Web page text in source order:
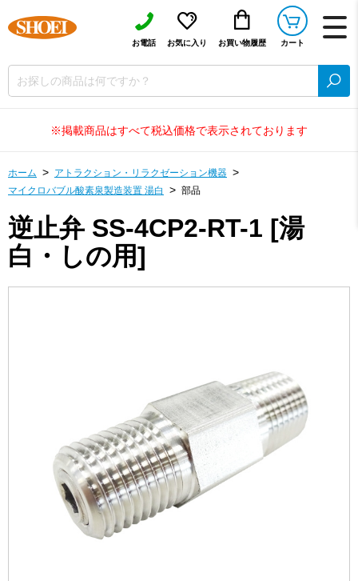
お電話 お気に入り お買い物履歴 カート
※掲載商品はすべて税込価格で表示されております
ホーム
アトラクション・リラクゼーション機器
マイクロバブル酸素泉製造装置 湯白
部品
逆止弁 SS-4CP2-RT-1 [湯
白・しの用]